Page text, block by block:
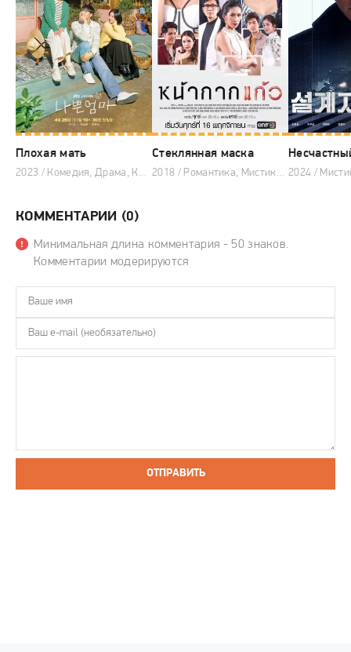
Плохая мать
2023 / Комедия, Драма, Корейские дорамы
Стеклянная маска
2018 / Романтика, Мистика, Драма, Тайские дорамы
КОММЕНТАРИИ (0)
Минимальная длина комментария - 50 знаков.
Комментарии модерируются
ОТПРАВИТЬ